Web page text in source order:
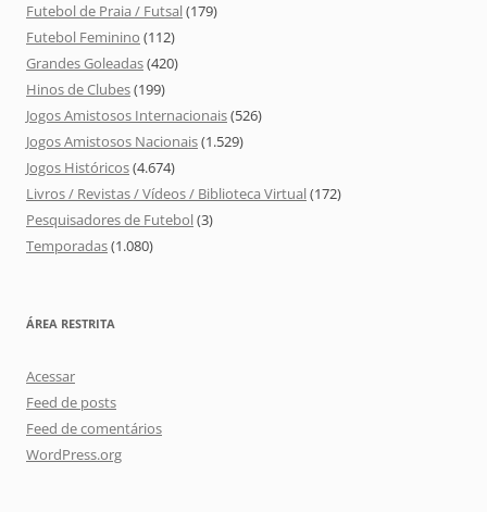
Futebol de Praia / Futsal(179)
Futebol Feminino (112)
Grandes Goleadas(420)
Hinos de Clubes(199)
Jogos Amistosos Internacionais(526)
Jogos Amistosos Nacionais(1.529)
Jogos Históricos(4.674)
Livros / Revistas / Vídeos / Biblioteca Virtual(172)
Pesquisadores de Futebol(3)
Temporadas(1.080)
ÁREA RESTRITA
Acessar
Feed de posts
Feed de comentários
WordPress.org